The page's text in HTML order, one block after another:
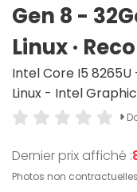
Gen 8 -
Linux ·
Intel Core I5 8265U
Linux - Intel
Dernier prix affiché :
Photos non contractuelles